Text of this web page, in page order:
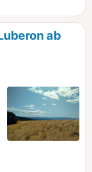
ab